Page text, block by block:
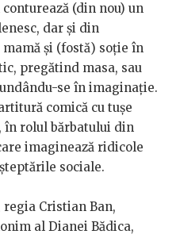
(din nou) un
dar și din
și (fostă) soție în
pregătind masa, sau
se în imaginație.
comică cu tușe
în rolul bărbatului din
imaginează ridicole
sociale.
Cristian Ban,
al Dianei Bădica,